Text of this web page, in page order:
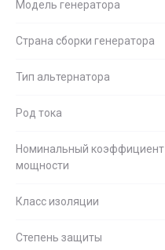
Модель генератора
Страна сборки генератора
Тип альтернатора
Род тока
Номинальный коэффициент
мощности
Класс изоляции
Степень защиты